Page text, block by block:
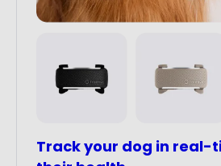
Track your dog in real-
Shop Dog